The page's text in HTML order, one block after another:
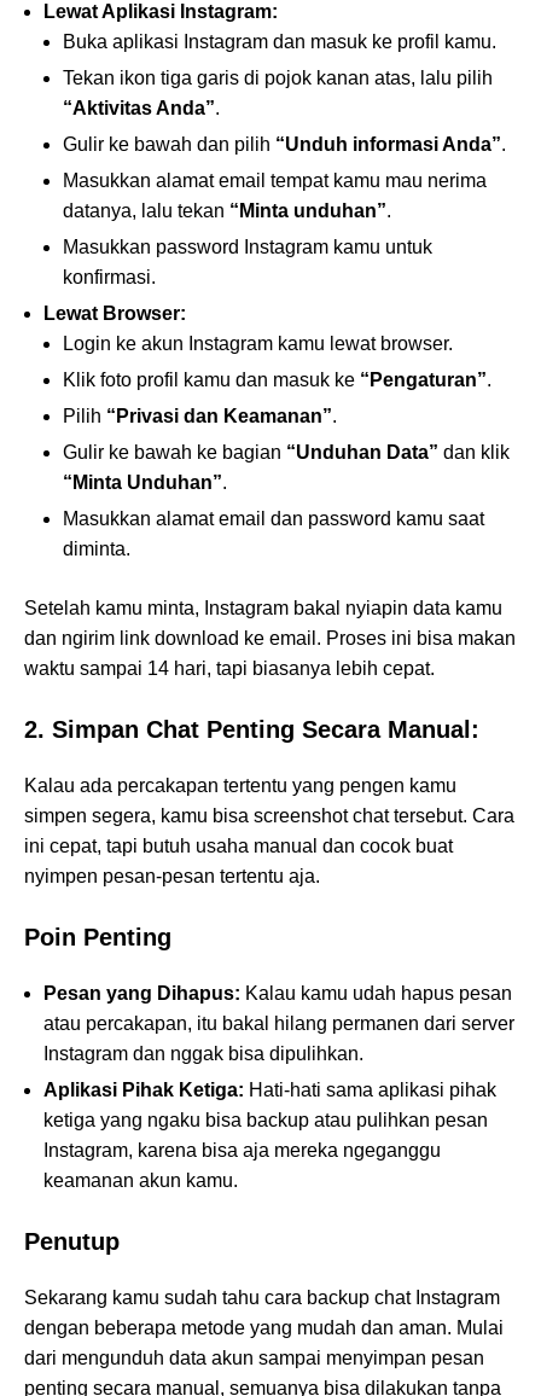
Lewat Aplikasi Instagram:
Buka aplikasi Instagram dan masuk ke profil kamu.
Tekan ikon tiga garis di pojok kanan atas, lalu pilih
“Aktivitas Anda”.
Gulir ke bawah dan pilih “Unduh informasi Anda”.
Masukkan alamat email tempat kamu mau nerima
datanya, lalu tekan “Minta unduhan”.
Masukkan password Instagram kamu untuk
konfirmasi.
Lewat Browser:
Login ke akun Instagram kamu lewat browser.
Klik foto profil kamu dan masuk ke “Pengaturan”.
Pilih “Privasi dan Keamanan”.
Gulir ke bawah ke bagian “Unduhan Data” dan klik
“Minta Unduhan”.
Masukkan alamat email dan password kamu saat
diminta.
Setelah kamu minta, Instagram bakal nyiapin data kamu
dan ngirim link download ke email. Proses ini bisa makan
waktu sampai 14 hari, tapi biasanya lebih cepat.
2. Simpan Chat Penting Secara Manual:
Kalau ada percakapan tertentu yang pengen kamu
simpen segera, kamu bisa screenshot chat tersebut. Cara
ini cepat, tapi butuh usaha manual dan cocok buat
nyimpen pesan-pesan tertentu aja.
Poin Penting
Pesan yang Dihapus: Kalau kamu udah hapus pesan
atau percakapan, itu bakal hilang permanen dari server
Instagram dan nggak bisa dipulihkan.
Aplikasi Pihak Ketiga: Hati-hati sama aplikasi pihak
ketiga yang ngaku bisa backup atau pulihkan pesan
Instagram, karena bisa aja mereka ngeganggu
keamanan akun kamu.
Penutup
Sekarang kamu sudah tahu cara backup chat Instagram
dengan beberapa metode yang mudah dan aman. Mulai
dari mengunduh data akun sampai menyimpan pesan
penting secara manual, semuanya bisa dilakukan tanpa